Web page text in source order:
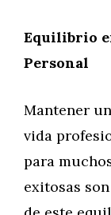
Equilibrio
Personal
Mantener
vida
para
exitosas